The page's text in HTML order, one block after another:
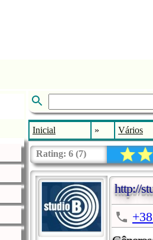
Inicial » Vários
Rating: 6 (7)
http://